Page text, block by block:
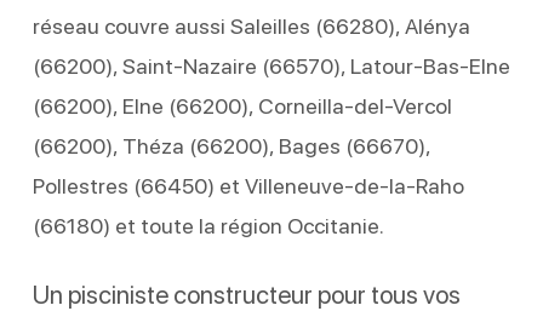
réseau couvre aussi Saleilles (66280), Alénya
(66200), Saint-Nazaire (66570), Latour-Bas-Elne
(66200), Elne (66200), Corneilla-del-Vercol
(66200), Théza (66200), Bages (66670),
Pollestres (66450) et Villeneuve-de-la-Raho
(66180) et toute la région Occitanie.
Un pisciniste constructeur pour tous vos